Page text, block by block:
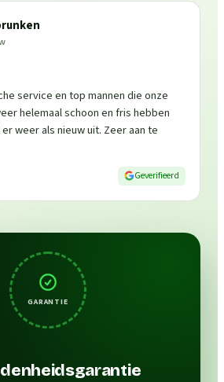
service en top mannen die onze
helemaal schoon en fris hebben
weer als nieuw uit. Zeer aan te
Geverifieerd
GARANTIE